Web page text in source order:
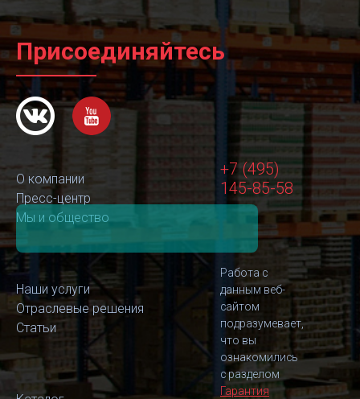
Присоединяйтесь
О компании
Пресс-центр
Мы и общество
Наши услуги
Отраслевые решения
Статьи
+7 (495)
145-85-58
Работа с
данным веб-
сайтом
подразумевает,
что вы
ознакомились
с разделом
Гарантия